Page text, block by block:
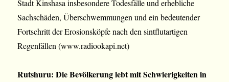
Stadt Kinshasa insbesondere Todesfälle und erhebliche
Sachschäden, Überschwemmungen und ein bedeutender
Fortschritt der Erosionsköpfe nach den sintflutartigen
Regenfällen (www.radiookapi.net)
Rutshuru: Die Bevölkerung lebt mit Schwierigkeiten in